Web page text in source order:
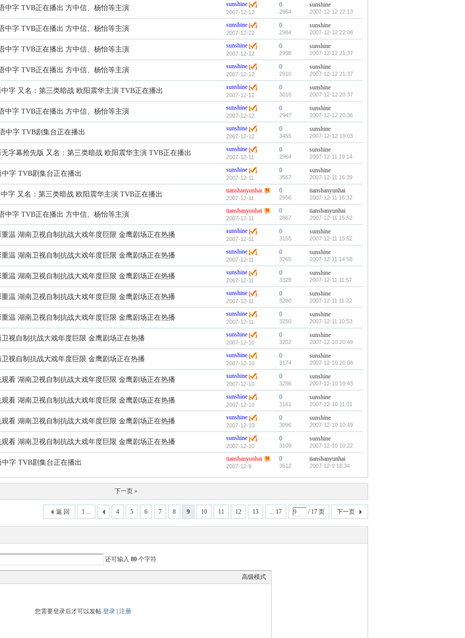
中字 TVB正在播出 方中信、杨怡等主演 sunshine
2007-12-12
0
2964
sunshine
2007-12-12 22:13
中字 TVB正在播出 方中信、杨怡等主演 sunshine
2007-12-12
0
2984
sunshine
2007-12-12 22:08
中字 TVB正在播出 方中信、杨怡等主演 sunshine
2007-12-12
0
2998
sunshine
2007-12-12 21:37
中字 TVB正在播出 方中信、杨怡等主演 sunshine
2007-12-12
0
2910
sunshine
2007-12-12 21:37
中字 又名：第三类暗战 欧阳震华主演 TVB正在播出 sunshine
2007-12-12
0
3016
sunshine
2007-12-12 20:37
中字 TVB正在播出 方中信、杨怡等主演 sunshine
2007-12-12
0
2947
sunshine
2007-12-12 20:36
中字 TVB剧集台正在播出 sunshine
2007-12-12
0
3455
sunshine
2007-12-12 19:03
无字幕抢先版 又名：第三类暗战 欧阳震华主演 TVB正在播出 sunshine
2007-12-11
0
2964
sunshine
2007-12-11 19:14
字 TVB剧集台正在播出 sunshine
2007-12-11
0
3567
sunshine
2007-12-11 16:39
中字 又名：第三类暗战 欧阳震华主演 TVB正在播出 tianshanyunhai
2007-12-11
0
2956
tianshanyunhai
2007-12-11 16:32
中字 TVB正在播出 方中信、杨怡等主演 tianshanyunhai
2007-12-11
0
2867
tianshanyunhai
2007-12-11 15:52
重温 湖南卫视自制抗战大戏年度巨限 金鹰剧场正在热播 sunshine
2007-12-11
0
3155
sunshine
2007-12-11 15:52
重温 湖南卫视自制抗战大戏年度巨限 金鹰剧场正在热播 sunshine
2007-12-11
0
3265
sunshine
2007-12-11 14:58
重温 湖南卫视自制抗战大戏年度巨限 金鹰剧场正在热播 sunshine
2007-12-11
0
3328
sunshine
2007-12-11 11:57
重温 湖南卫视自制抗战大戏年度巨限 金鹰剧场正在热播 sunshine
2007-12-11
0
3280
sunshine
2007-12-11 11:22
重温 湖南卫视自制抗战大戏年度巨限 金鹰剧场正在热播 sunshine
2007-12-11
0
3250
sunshine
2007-12-11 10:53
卫视自制抗战大戏年度巨限 金鹰剧场正在热播 sunshine
2007-12-10
0
3202
sunshine
2007-12-10 20:49
卫视自制抗战大戏年度巨限 金鹰剧场正在热播 sunshine
2007-12-10
0
3174
sunshine
2007-12-10 20:08
观看 湖南卫视自制抗战大戏年度巨限 金鹰剧场正在热播 sunshine
2007-12-10
0
3286
sunshine
2007-12-10 19:43
观看 湖南卫视自制抗战大戏年度巨限 金鹰剧场正在热播 sunshine
2007-12-10
0
3161
sunshine
2007-12-10 11:01
观看 湖南卫视自制抗战大戏年度巨限 金鹰剧场正在热播 sunshine
2007-12-10
0
3096
sunshine
2007-12-10 10:49
观看 湖南卫视自制抗战大戏年度巨限 金鹰剧场正在热播 sunshine
2007-12-10
0
3109
sunshine
2007-12-10 10:22
字 TVB剧集台正在播出 tianshanyunhai
2007-12-9
0
3512
tianshanyunhai
2007-12-9 18:34
下一页 »
1 ... 4 5 6 7 8 9 10 11 12 13 ... 17 / 17 页 下一页
返 回
还可输入 80 个字符
高级模式
您需要登录后才可以发帖 登录| 注册